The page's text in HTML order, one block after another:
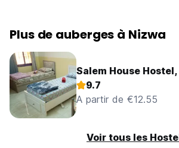
Plus de auberges à Nizwa
Salem House
9.7
A partir de €12.55
Voir tous les